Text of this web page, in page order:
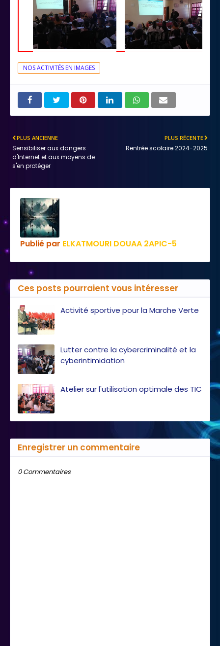
NOS ACTIVITÉS EN IMAGES
PLUS RÉCENTE
Rentrée scolaire 2024-2025
PLUS ANCIENNE
Sensibiliser aux dangers
d'Internet et aux moyens de
s'en protéger
Publié par ELKATMOURI DOUAA 2APIC-5
Ces posts pourraient vous intéresser
Activité sportive pour la Marche Verte
Lutter contre la cybercriminalité et la
cyberintimidation
Atelier sur l'utilisation optimale des TIC
Enregistrer un commentaire
0 Commentaires